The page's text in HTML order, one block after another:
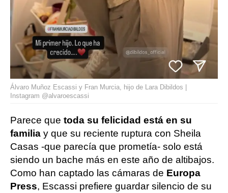
Álvaro Muñoz Escassi y Fran Murcia, hijo de Lara Dibildos |
Instagram @alvaroescassi
Parece que toda su felicidad está en su
familia y que su reciente ruptura con Sheila
Casas -que parecía que prometía- solo está
siendo un bache más en este año de altibajos.
Como han captado las cámaras de Europa
Press, Escassi prefiere guardar silencio de su